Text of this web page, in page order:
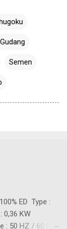
Gudang
Semen
ED Type :
0,36 KW
: 50 HZ / 60 HZ